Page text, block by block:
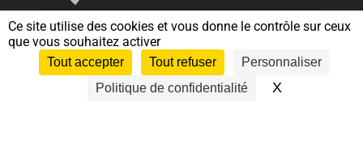
Ce site utilise des cookies et vous donne le contrôle sur ceux
que vous souhaitez activer
Tout accepter Tout refuser
Personnaliser
Politique de confidentialité
XMasquer le
Nous contacter